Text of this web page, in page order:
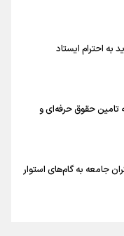
چگونگی شهادت اجتناب
و هم ضرر/ تیم ملی در
به احترام ایستاد
تامین حقوق حرفه‌ای و
جامعه به گام‌های استوار